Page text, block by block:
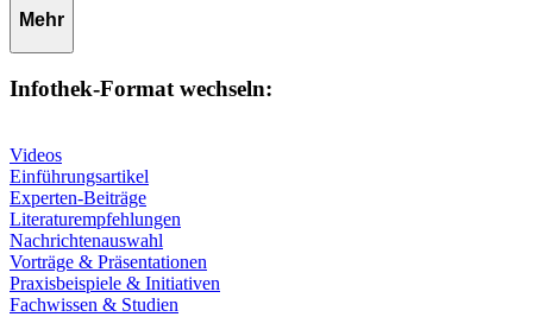
Mehr
Infothek-Format wechseln:
Videos
Einführungsartikel
Experten-Beiträge
Literaturempfehlungen
Nachrichtenauswahl
Vorträge & Präsentationen
Praxisbeispiele & Initiativen
Fachwissen & Studien